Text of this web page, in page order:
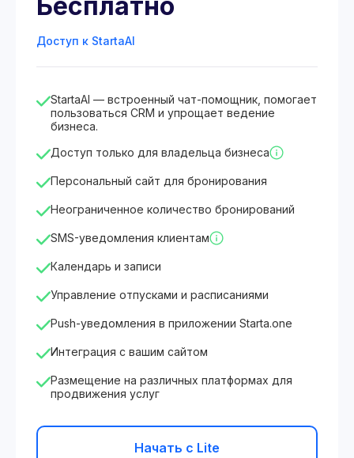
Доступ к StartaAI
StartaAI — встроенный чат-помощник, помогает
пользоваться CRM и упрощает ведение
бизнеса.
Доступ только для владельца бизнеса
Персональный сайт для бронирования
Неограниченное количество бронирований
SMS-уведомления клиентам
Календарь и записи
Управление отпусками и расписаниями
Push-уведомления в приложении Starta.one
Интеграция с вашим сайтом
Размещение на различных платформах для
продвижения услуг
Начать с Lite